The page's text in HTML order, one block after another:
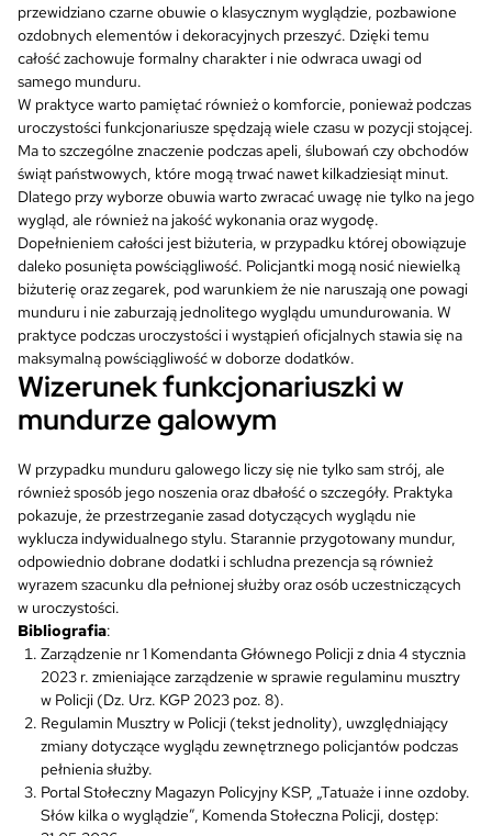
przewidziano czarne obuwie o klasycznym wyglądzie, pozbawione
ozdobnych elementów i dekoracyjnych przeszyć. Dzięki temu
całość zachowuje formalny charakter i nie odwraca uwagi od
samego munduru.
W praktyce warto pamiętać również o komforcie, ponieważ podczas
uroczystości funkcjonariusze spędzają wiele czasu w pozycji stojącej.
Ma to szczególne znaczenie podczas apeli, ślubowań czy obchodów
świąt państwowych, które mogą trwać nawet kilkadziesiąt minut.
Dlatego przy wyborze obuwia warto zwracać uwagę nie tylko na jego
wygląd, ale również na jakość wykonania oraz wygodę.
Dopełnieniem całości jest biżuteria, w przypadku której obowiązuje
daleko posunięta powściągliwość. Policjantki mogą nosić niewielką
biżuterię oraz zegarek, pod warunkiem że nie naruszają one powagi
munduru i nie zaburzają jednolitego wyglądu umundurowania. W
praktyce podczas uroczystości i wystąpień oficjalnych stawia się na
maksymalną powściągliwość w doborze dodatków.
Wizerunek funkcjonariuszki w
mundurze galowym
W przypadku munduru galowego liczy się nie tylko sam strój, ale
również sposób jego noszenia oraz dbałość o szczegóły. Praktyka
pokazuje, że przestrzeganie zasad dotyczących wyglądu nie
wyklucza indywidualnego stylu. Starannie przygotowany mundur,
odpowiednio dobrane dodatki i schludna prezencja są również
wyrazem szacunku dla pełnionej służby oraz osób uczestniczących
w uroczystości.
Bibliografia:
Zarządzenie nr 1 Komendanta Głównego Policji z dnia 4 stycznia
2023 r. zmieniające zarządzenie w sprawie regulaminu musztry
w Policji (Dz. Urz. KGP 2023 poz. 8).
Regulamin Musztry w Policji (tekst jednolity), uwzględniający
zmiany dotyczące wyglądu zewnętrznego policjantów podczas
pełnienia służby.
Portal Stołeczny Magazyn Policyjny KSP, „Tatuaże i inne ozdoby.
Słów kilka o wyglądzie”, Komenda Stołeczna Policji, dostęp: